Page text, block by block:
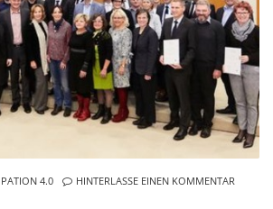
4.0
HINTERLASSE EINEN KOMMENTAR